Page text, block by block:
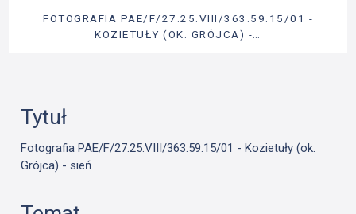
FOTOGRAFIA PAE/F/27.25.VIII/363.59.15/01 -
KOZIETUŁY (OK. GRÓJCA) -…
Tytuł
Fotografia PAE/F/27.25.VIII/363.59.15/01 - Kozietuły (ok.
Grójca) - sień